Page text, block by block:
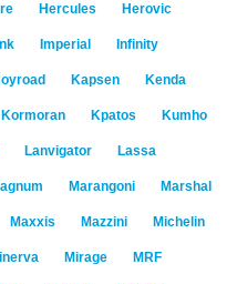
Hercules Herovic
Imperial Infinity
Kapsen Kenda
Kormoran Kpatos Kumho
Lanvigator Lassa
Marangoni Marshal
Maxxis Mazzini Michelin
Mirage MRF